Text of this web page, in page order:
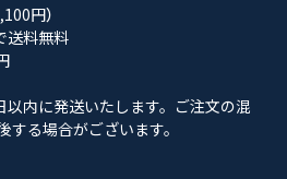
円）
送料無料
以内に発送いたします。ご注文の混
する場合がございます。